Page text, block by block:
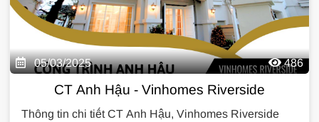
05/03/2025 486
CT Anh Hậu - Vinhomes Riverside
Thông tin chi tiết CT Anh Hậu, Vinhomes Riverside